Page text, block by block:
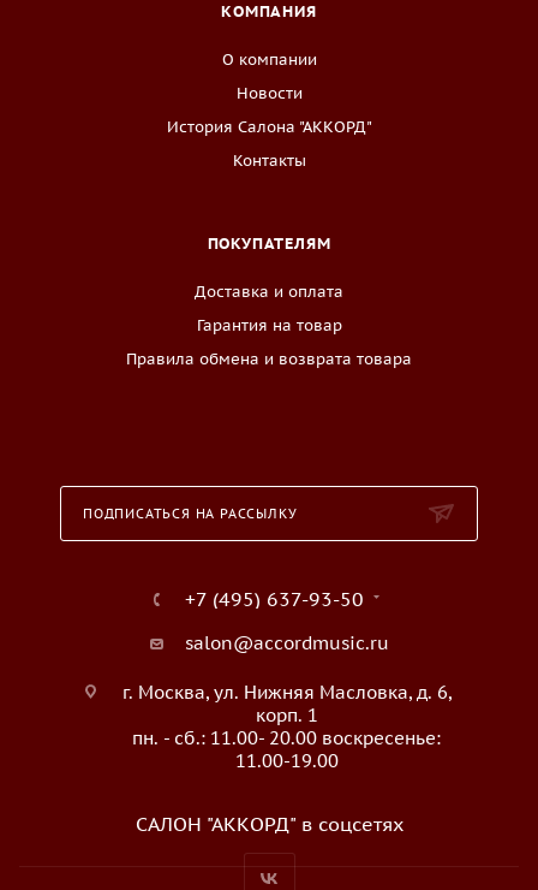
КОМПАНИЯ
О компании
Новости
История Салона "АККОРД"
Контакты
ПОКУПАТЕЛЯМ
Доставка и оплата
Гарантия на товар
Правила обмена и возврата товара
ПОДПИСАТЬСЯ НА РАССЫЛКУ
+7 (495) 637-93-50
salon@accordmusic.ru
г. Москва, ул. Нижняя Масловка, д. 6,
корп. 1
пн. - сб.: 11.00- 20.00 воскресенье:
11.00-19.00
САЛОН "АККОРД" в соцсетях